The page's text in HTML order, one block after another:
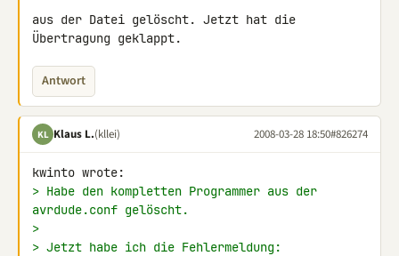
aus der Datei gelöscht. Jetzt hat die
Übertragung geklappt.
Antwort
KL Klaus L.(kllei) 2008-03-28 18:50#826274
> Habe den kompletten Programmer aus der
avrdude.conf gelöscht.
>
> Jetzt habe ich die Fehlermeldung: